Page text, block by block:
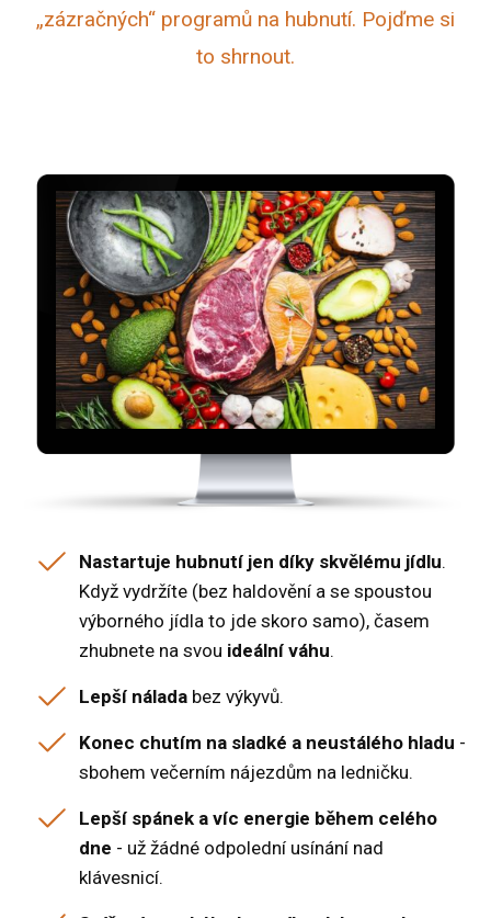
„zázračných“ programů na hubnutí. Pojďme si
to shrnout.
Nastartuje hubnutí jen díky skvělému jídlu.
Když vydržíte (bez haldovění a se spoustou
výborného jídla to jde skoro samo), časem
zhubnete na svou ideální váhu.
Lepší nálada bez výkyvů.
Konec chutím na sladké a neustálého hladu -
sbohem večerním nájezdům na ledničku.
Lepší spánek a víc energie během celého
dne - už žádné odpolední usínání nad
klávesnicí.